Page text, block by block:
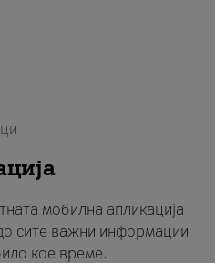
мобилна апликација
сите важни информации
кое време.